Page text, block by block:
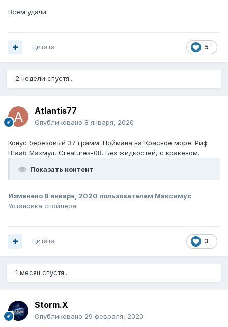
Всем удачи.
5
Цитата
2 недели спустя...
Atlantis77
Опубликовано 8 января, 2020
Конус березовый 37 грамм. Поймана на Красное море: Риф
Шааб Махмуд, Creatures-08. Без жидкостей, с кракеном.
Показать контент
Изменено 8 января, 2020 пользователем Максимус
Установка спойлера.
3
Цитата
1 месяц спустя...
Storm.X
Опубликовано 29 февраля, 2020